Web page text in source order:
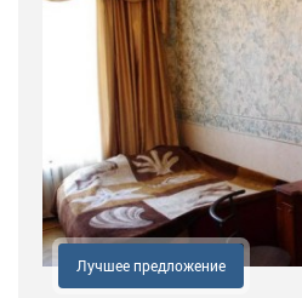
Лучшее предложение